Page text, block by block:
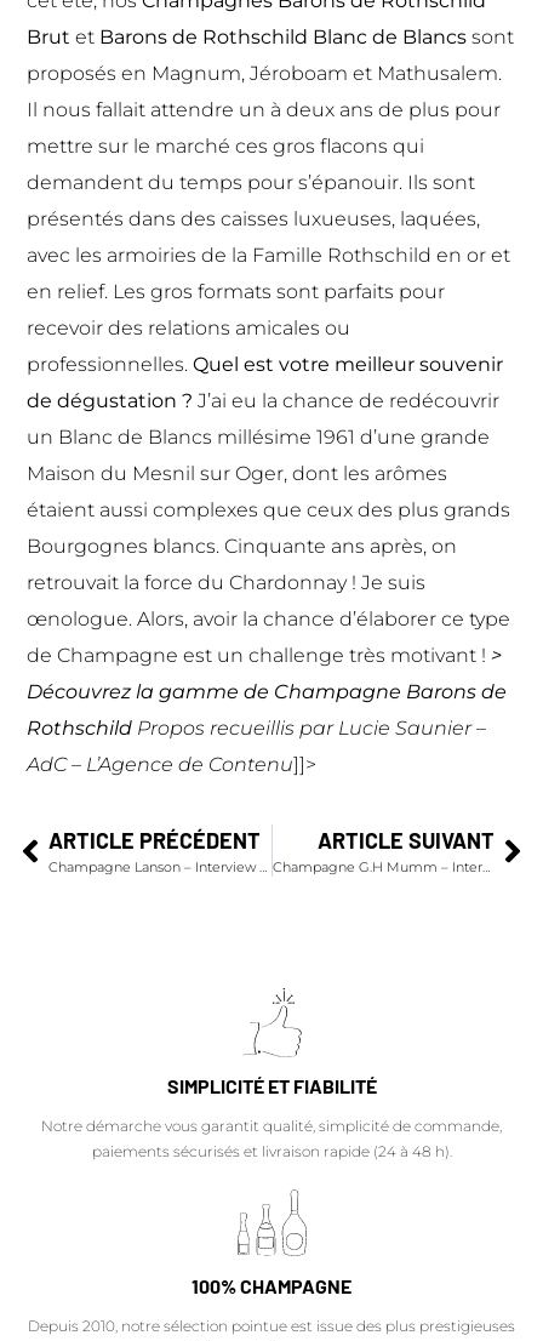
Brut et Barons de Rothschild Blanc de Blancs sont
proposés en Magnum, Jéroboam et Mathusalem.
Il nous fallait attendre un à deux ans de plus pour
mettre sur le marché ces gros flacons qui
demandent du temps pour s’épanouir. Ils sont
présentés dans des caisses luxueuses, laquées,
avec les armoiries de la Famille Rothschild en or et
en relief. Les gros formats sont parfaits pour
recevoir des relations amicales ou
professionnelles.Quel est votre meilleur souvenir
de dégustation ? J’ai eu la chance de redécouvrir
un Blanc de Blancs millésime 1961 d’une grande
Maison du Mesnil sur Oger, dont les arômes
étaient aussi complexes que ceux des plus grands
Bourgognes blancs. Cinquante ans après, on
retrouvait la force du Chardonnay ! Je suis
œnologue. Alors, avoir la chance d’élaborer ce type
de Champagne est un challenge très motivant !>
Découvrez lagamme de Champagne Barons de
Rothschild Propos recueillis par Lucie Saunier –
AdC – L’Agence de Contenu]]>
ARTICLE PRÉCÉDENT
Champagne Lanson – Interview de Jean-Paul Gandon – Chef de Cave
ARTICLE SUIVANT
Champagne G.H Mumm – Interview de Didier Mariotti – Chef de Cave
SIMPLICITÉ ET FIABILITÉ
Notre démarche vous garantit qualité, simplicité de commande,
paiements sécurisés et livraison rapide (24 à 48 h).
100% CHAMPAGNE
Depuis 2010, notre sélection pointue est issue des plus prestigieuses